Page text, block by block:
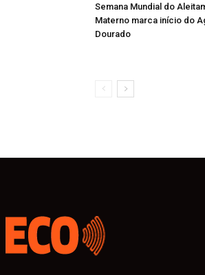
Semana Mundial do
Materno marca início do
Dourado